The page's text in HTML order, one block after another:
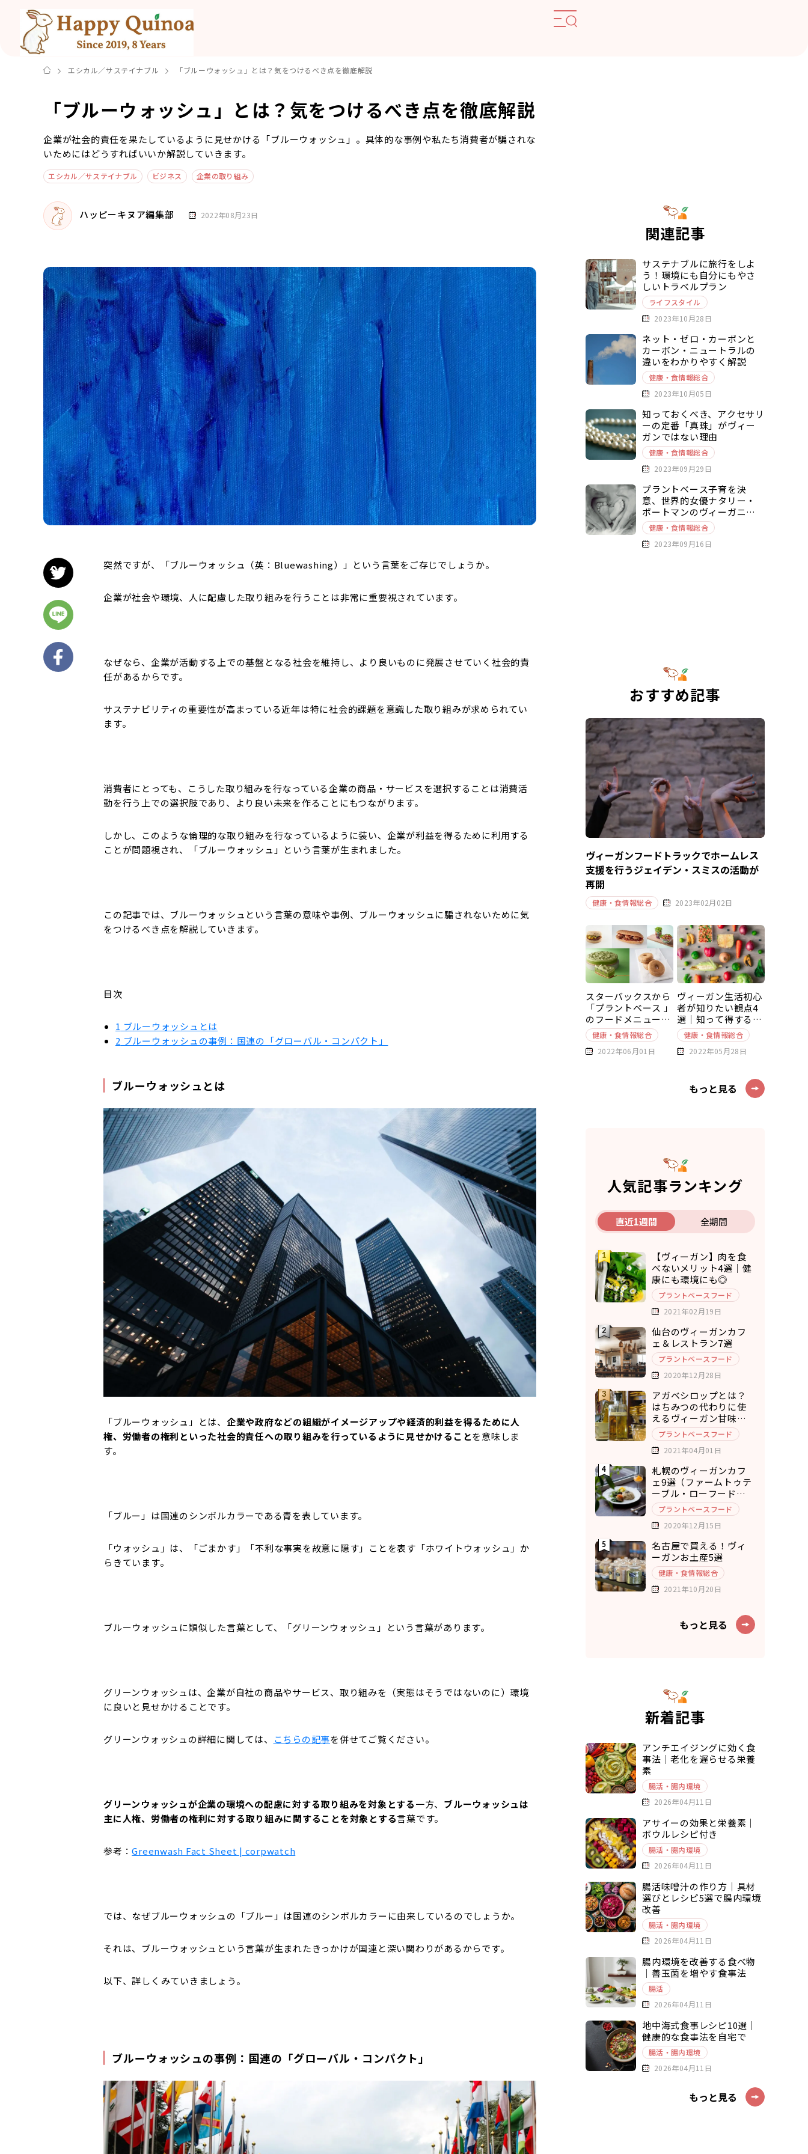
エシカル／サステイナブル 「ブルーウォッシュ」とは？気をつけるべき点を徹底解説
「ブルーウォッシュ」とは？気をつけるべき点を徹底解説
企業が社会的責任を果たしているように見せかける「ブルーウォッシュ」。具体的な事例や私たち消費者が騙されな
いためにはどうすればいいか解説していきます。
エシカル／サステイナブル ビジネス 企業の取り組み
ハッピーキヌア編集部 2022年08月23日
突然ですが、「ブルーウォッシュ（英：Bluewashing）」という言葉をご存じでしょうか。
企業が社会や環境、人に配慮した取り組みを行うことは非常に重要視されています。
なぜなら、企業が活動する上での基盤となる社会を維持し、より良いものに発展させていく社会的責
任があるからです。
サステナビリティの重要性が高まっている近年は特に社会的課題を意識した取り組みが求められてい
ます。
消費者にとっても、こうした取り組みを行なっている企業の商品・サービスを選択することは消費活
動を行う上での選択肢であり、より良い未来を作ることにもつながります。
しかし、このような倫理的な取り組みを行なっているように装い、企業が利益を得るために利用する
ことが問題視され、「ブルーウォッシュ」という言葉が生まれました。
この記事では、ブルーウォッシュという言葉の意味や事例、ブルーウォッシュに騙されないために気
をつけるべき点を解説していきます。
目次
1 ブルーウォッシュとは
2 ブルーウォッシュの事例：国連の「グローバル・コンパクト」
ブルーウォッシュとは
「ブルーウォッシュ」とは、 企業や政府などの組織がイメージアップや経済的利益を得るために人
権、労働者の権利といった社会的責任への取り組みを行っているように見せかけることを意味しま
す。
「ブルー」は国連のシンボルカラーである青を表しています。
「ウォッシュ」は、「ごまかす」「不利な事実を故意に隠す」ことを表す「ホワイトウォッシュ」か
らきています。
ブルーウォッシュに類似した言葉として、「グリーンウォッシュ」という言葉があります。
グリーンウォッシュは、企業が自社の商品やサービス、取り組みを（実態はそうではないのに）環境
に良いと見せかけることです。
グリーンウォッシュの詳細に関しては、 こちらの記事を併せてご覧ください。
グリーンウォッシュが企業の環境への配慮に対する取り組みを対象とする一方、 ブルーウォッシュは
主に人権、労働者の権利に対する取り組みに関することを対象とする言葉です。
参考：Greenwash Fact Sheet | corpwatch
では、なぜブルーウォッシュの「ブルー」は国連のシンボルカラーに由来しているのでしょうか。
それは、ブルーウォッシュという言葉が生まれたきっかけが国連と深い関わりがあるからです。
以下、詳しくみていきましょう。
ブルーウォッシュの事例：国連の「グローバル・コンパクト」
関連記事
サステナブルに旅行をしよ
う！環境にも自分にもやさ
しいトラベルプラン
ライフスタイル
2023年10月28日
ネット・ゼロ・カーボンと
カーボン・ニュートラルの
違いをわかりやすく解説
健康・食情報総合
2023年10月05日
知っておくべき、アクセサリ
ーの定番「真珠」がヴィー
ガンではない理由
健康・食情報総合
2023年09月29日
プラントベース子育を決
意、世界的女優ナタリー・
ポートマンのヴィーガニズ
ムとは
健康・食情報総合
2023年09月16日
おすすめ記事
ヴィーガンフードトラックでホームレス
支援を行うジェイデン・スミスの活動が
再開
健康・食情報総合 2023年02月02日
スターバックスから
「プラントベース 」
のフードメニューが
新発売
健康・食情報総合
2022年06月01日
ヴィーガン生活初心
者が知りたい観点4
選｜知って得する豆
知識～基本編～
健康・食情報総合
2022年05月28日
もっと見る
人気記事ランキング
直近1週間 全期間
【ヴィーガン】肉を食
べないメリット4選｜健
康にも環境にも◎
プラントベースフード
2021年02月19日
仙台のヴィーガンカフ
ェ＆レストラン7選
プラントベースフード
2020年12月28日
アガベシロップとは？
はちみつの代わりに使
えるヴィーガン甘味料8
選プラントベースフード
2021年04月01日
札幌のヴィーガンカフ
ェ9選（ファームトゥテ
ーブル・ローフードカ
フェ・チキュウ）
プラントベースフード
2020年12月15日
名古屋で買える！ヴィ
ーガンお土産5選
健康・食情報総合
2021年10月20日
もっと見る
新着記事
アンチエイジングに効く食
事法｜老化を遅らせる栄養
素
腸活・腸内環境
2026年04月11日
アサイーの効果と栄養素｜
ボウルレシピ付き
腸活・腸内環境
2026年04月11日
腸活味噌汁の作り方｜具材
選びとレシピ5選で腸内環境
改善
腸活・腸内環境
2026年04月11日
腸内環境を改善する食べ物
｜善玉菌を増やす食事法
腸活
2026年04月11日
地中海式食事レシピ10選｜
健康的な食事法を自宅で
腸活・腸内環境
2026年04月11日
もっと見る